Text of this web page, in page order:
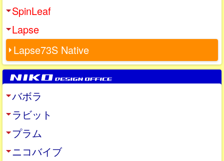
SpinLeaf
Lapse
Lapse73S Native
バボラ
ラビット
プラム
ニコバイブ